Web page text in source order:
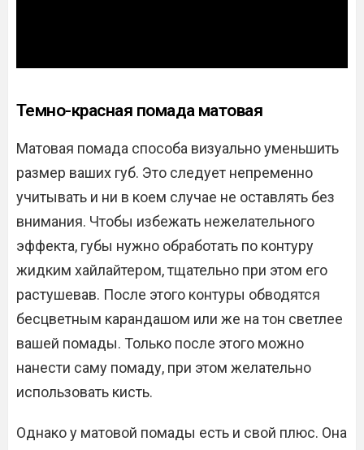
Темно-красная помада матовая
Матовая помада способа визуально уменьшить
размер ваших губ. Это следует непременно
учитывать и ни в коем случае не оставлять без
внимания. Чтобы избежать нежелательного
эффекта, губы нужно обработать по контуру
жидким хайлайтером, тщательно при этом его
растушевав. После этого контуры обводятся
бесцветным карандашом или же на тон светлее
вашей помады. Только после этого можно
нанести саму помаду, при этом желательно
использовать кисть.
Однако у матовой помады есть и свой плюс. Она